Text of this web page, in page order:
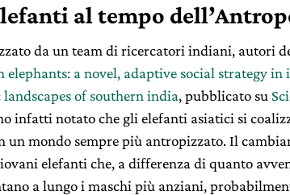
al tempo
da un team di ricercatori indiani, autori
elephants: a novel, adaptive social strategy in
of southern india, pubblicato su
infatti notato che gli elefanti asiatici si
un mondo sempre più antropizzato. Il
elefanti che, a differenza di quanto
a lungo i maschi più anziani,